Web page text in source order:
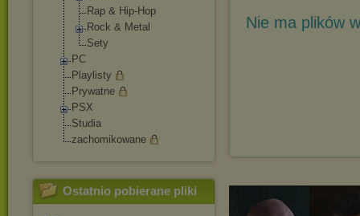
Rap & Hip-Hop
Rock & Metal
Sety
PC
Playlisty
Prywatne
PSX
Studia
zachomikowane
Ostatnio pobierane pliki
Nie ma plików